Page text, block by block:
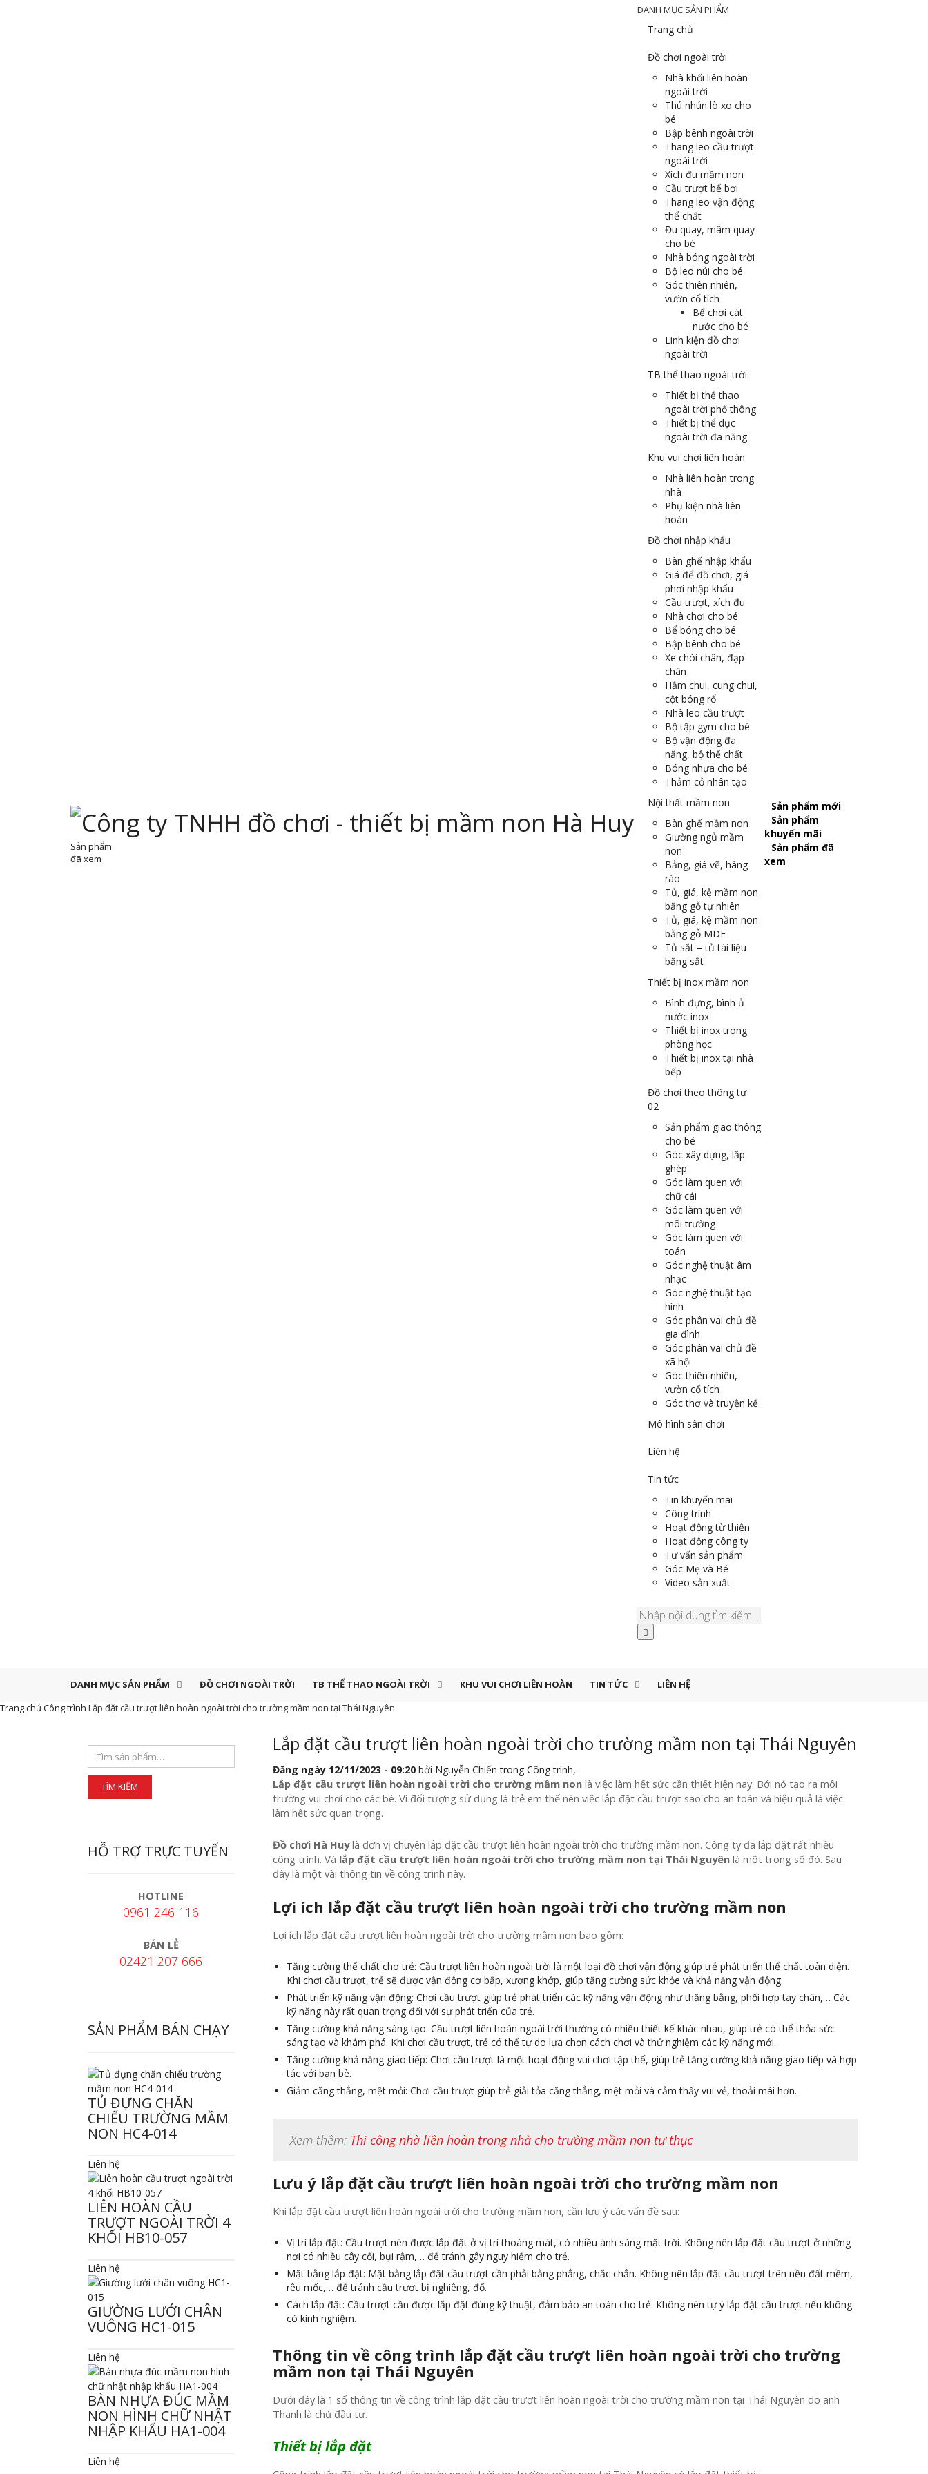
Sản phẩm
đã xem
DANH MỤC SẢN PHẨM
Trang chủ
Đồ chơi ngoài trời
Nhà khối liên hoàn
ngoài trời
Thú nhún lò xo cho
bé
Bập bênh ngoài trời
Thang leo cầu trượt
ngoài trời
Xích đu mầm non
Cầu trượt bể bơi
Thang leo vận động
thể chất
Đu quay, mâm quay
cho bé
Nhà bóng ngoài trời
Bộ leo núi cho bé
Góc thiên nhiên,
vườn cổ tích
Bể chơi cát
nước cho bé
Linh kiện đồ chơi
ngoài trời
TB thể thao ngoài trời
Thiết bị thể thao
ngoài trời phổ thông
Thiết bị thể dục
ngoài trời đa năng
Khu vui chơi liên hoàn
Nhà liên hoàn trong
nhà
Phụ kiện nhà liên
hoàn
Đồ chơi nhập khẩu
Bàn ghế nhập khẩu
Giá để đồ chơi, giá
phơi nhập khẩu
Cầu trượt, xích đu
Nhà chơi cho bé
Bể bóng cho bé
Bập bênh cho bé
Xe chòi chân, đạp
chân
Hầm chui, cung chui,
cột bóng rổ
Nhà leo cầu trượt
Bộ tập gym cho bé
Bộ vận động đa
năng, bộ thể chất
Bóng nhựa cho bé
Thảm cỏ nhân tạo
Nội thất mầm non
Bàn ghế mầm non
Giường ngủ mầm
non
Bảng, giá vẽ, hàng
rào
Tủ, giá, kệ mầm non
bằng gỗ tự nhiên
Tủ, giá, kệ mầm non
bằng gỗ MDF
Tủ sắt – tủ tài liệu
bằng sắt
Thiết bị inox mầm non
Bình đựng, bình ủ
nước inox
Thiết bị inox trong
phòng học
Thiết bị inox tại nhà
bếp
Đồ chơi theo thông tư
02
Sản phẩm giao thông
cho bé
Góc xây dựng, lắp
ghép
Góc làm quen với
chữ cái
Góc làm quen với
môi trường
Góc làm quen với
toán
Góc nghệ thuật âm
nhạc
Góc nghệ thuật tạo
hình
Góc phân vai chủ đề
gia đình
Góc phân vai chủ đề
xã hội
Góc thiên nhiên,
vườn cổ tích
Góc thơ và truyện kể
Mô hình sân chơi
Liên hệ
Tin tức
Tin khuyến mãi
Công trình
Hoạt động từ thiện
Hoạt động công ty
Tư vấn sản phẩm
Góc Mẹ và Bé
Video sản xuất
Sản phẩm mới
Sản phẩm
khuyến mãi
Sản phẩm đã
xem
DANH MỤC SẢN PHẨM ĐỒ CHƠI NGOÀI TRỜI TB THỂ THAO NGOÀI TRỜI KHU VUI CHƠI LIÊN HOÀN TIN TỨC
LIÊN HỆ
Trang chủ Công trình Lắp đặt cầu trượt liên hoàn ngoài trời cho trường mầm non tại Thái Nguyên
HỖ TRỢ TRỰC TUYẾN
HOTLINE
0961 246 116
BÁN LẺ
02421 207 666
SẢN PHẨM BÁN CHẠY
TỦ ĐỰNG CHĂN
CHIẾU TRƯỜNG MẦM
NON HC4-014
Liên hệ
LIÊN HOÀN CẦU
TRƯỢT NGOÀI TRỜI 4
KHỐI HB10-057
Liên hệ
GIƯỜNG LƯỚI CHÂN
VUÔNG HC1-015
Liên hệ
BÀN NHỰA ĐÚC MẦM
NON HÌNH CHỮ NHẬT
NHẬP KHẨU HA1-004
Liên hệ
Lắp đặt cầu trượt liên hoàn ngoài trời cho trường mầm non tại Thái Nguyên
Đăng ngày 12/11/2023 - 09:20bởi Nguyễn Chiến trong Công trình,
Lắp đặt cầu trượt liên hoàn ngoài trời cho trường mầm nonlà việc làm hết sức cần thiết hiện nay. Bởi nó tạo ra môi
trường vui chơi cho các bé. Vì đối tượng sử dụng là trẻ em thế nên việc lắp đặt cầu trượt sao cho an toàn và hiệu quả là việc
làm hết sức quan trọng.
Đồ chơi Hà Huylà đơn vị chuyên lắp đặt cầu trượt liên hoàn ngoài trời cho trường mầm non. Công ty đã lắp đặt rất nhiều
công trình. Và lắp đặt cầu trượt liên hoàn ngoài trời cho trường mầm non tại Thái Nguyênlà một trong số đó. Sau
đây là một vài thông tin về công trình này.
Lợi ích lắp đặt cầu trượt liên hoàn ngoài trời cho trường mầm non
Lợi ích lắp đặt cầu trượt liên hoàn ngoài trời cho trường mầm non bao gồm:
Tăng cường thể chất cho trẻ: Cầu trượt liên hoàn ngoài trời là một loại đồ chơi vận động giúp trẻ phát triển thể chất toàn diện.
Khi chơi cầu trượt, trẻ sẽ được vận động cơ bắp, xương khớp, giúp tăng cường sức khỏe và khả năng vận động.
Phát triển kỹ năng vận động: Chơi cầu trượt giúp trẻ phát triển các kỹ năng vận động như thăng bằng, phối hợp tay chân,… Các
kỹ năng này rất quan trọng đối với sự phát triển của trẻ.
Tăng cường khả năng sáng tạo: Cầu trượt liên hoàn ngoài trời thường có nhiều thiết kế khác nhau, giúp trẻ có thể thỏa sức
sáng tạo và khám phá. Khi chơi cầu trượt, trẻ có thể tự do lựa chọn cách chơi và thử nghiệm các kỹ năng mới.
Tăng cường khả năng giao tiếp: Chơi cầu trượt là một hoạt động vui chơi tập thể, giúp trẻ tăng cường khả năng giao tiếp và hợp
tác với bạn bè.
Giảm căng thẳng, mệt mỏi: Chơi cầu trượt giúp trẻ giải tỏa căng thẳng, mệt mỏi và cảm thấy vui vẻ, thoải mái hơn.
Xem thêm: Thi công nhà liên hoàn trong nhà cho trường mầm non tư thục
Lưu ý lắp đặt cầu trượt liên hoàn ngoài trời cho trường mầm non
Khi lắp đặt cầu trượt liên hoàn ngoài trời cho trường mầm non, cần lưu ý các vấn đề sau:
Vị trí lắp đặt: Cầu trượt nên được lắp đặt ở vị trí thoáng mát, có nhiều ánh sáng mặt trời. Không nên lắp đặt cầu trượt ở những
nơi có nhiều cây cối, bụi rậm,… để tránh gây nguy hiểm cho trẻ.
Mặt bằng lắp đặt: Mặt bằng lắp đặt cầu trượt cần phải bằng phẳng, chắc chắn. Không nên lắp đặt cầu trượt trên nền đất mềm,
rêu mốc,… để tránh cầu trượt bị nghiêng, đổ.
Cách lắp đặt: Cầu trượt cần được lắp đặt đúng kỹ thuật, đảm bảo an toàn cho trẻ. Không nên tự ý lắp đặt cầu trượt nếu không
có kinh nghiệm.
Thông tin về công trình lắp đặt cầu trượt liên hoàn ngoài trời cho trường
mầm non tại Thái Nguyên
Dưới đây là 1 số thông tin về công trình lắp đặt cầu trượt liên hoàn ngoài trời cho trường mầm non tại Thái Nguyên do anh
Thanh là chủ đầu tư.
Thiết bị lắp đặt